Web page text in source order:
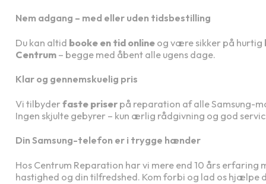
Nem adgang – med eller uden tidsbestilling
Du kan altid booke en tid onlineog være sikker på hurtig
Centrum– begge med åbent alle ugens dage.
Klar og gennemskuelig pris
Vi tilbyder faste priserpå reparation af alle Samsung-
Ingen skjulte gebyrer – kun ærlig rådgivning og god
Din Samsung-telefon er i trygge hænder
Hos Centrum Reparation har vi mere end 10 års erfaring
hastighed og din tilfredshed. Kom forbi og lad os hjælpe